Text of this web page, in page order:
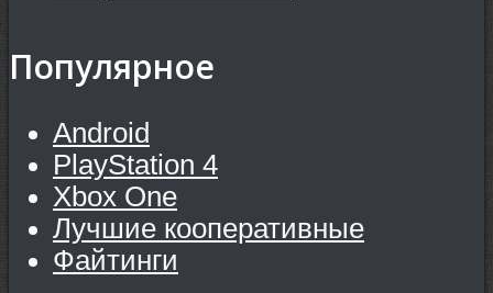
Популярное
Android
PlayStation 4
Xbox One
Лучшие кооперативные
Файтинги